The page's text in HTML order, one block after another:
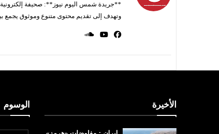
**جريدة شمس اليوم نيوز**: صحيفة إلكترونية
وتهدف إلى تقديم محتوى متنوع وموثوق يجمع
الأخيرة الوسوم